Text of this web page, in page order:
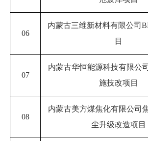
06
内蒙古三维新材料有限公司
目
07
内蒙古华恒能源科技有限公司
施技改项目
08
内蒙古美方煤焦化有限公司
尘升级改造项目